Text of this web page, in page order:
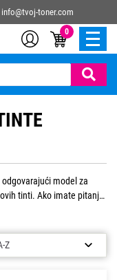
info@tvoj-toner.com
0
model za
tinti. Ako imate pitanja,